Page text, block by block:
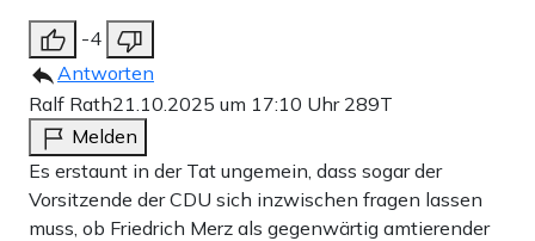
-4
Antworten
Ralf Rath21.10.2025 um 17:10 Uhr 289T
Melden
Es erstaunt in der Tat ungemein, dass sogar der
Vorsitzende der CDU sich inzwischen fragen lassen
muss, ob Friedrich Merz als gegenwärtig amtierender